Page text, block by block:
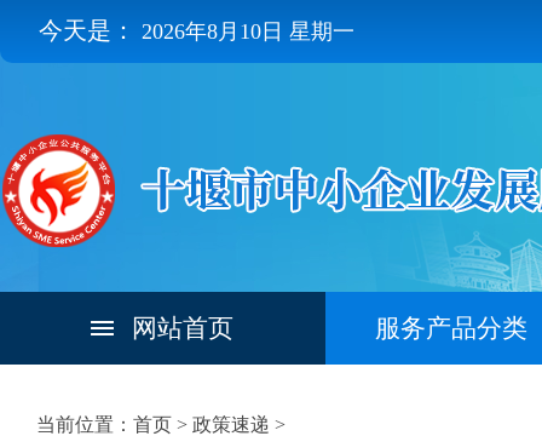
今天是： 2026年8月10日 星期一
网站首页 服务产品分类
当前位置：首页 > 政策速递 >